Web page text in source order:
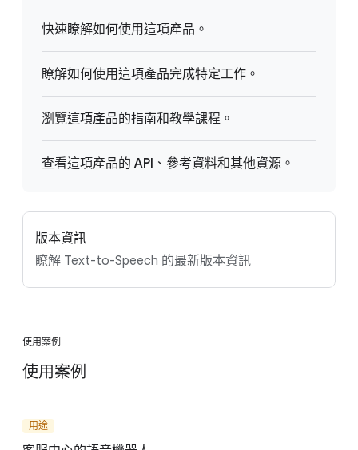
快速瞭解如何使用這項產品。
瞭解如何使用這項產品完成特定工作。
瀏覽這項產品的指南和教學課程。
查看這項產品的 API、參考資料和其他資源。
版本資訊
瞭解 Text-to-Speech 的最新版本資訊
使用案例
使用案例
用途